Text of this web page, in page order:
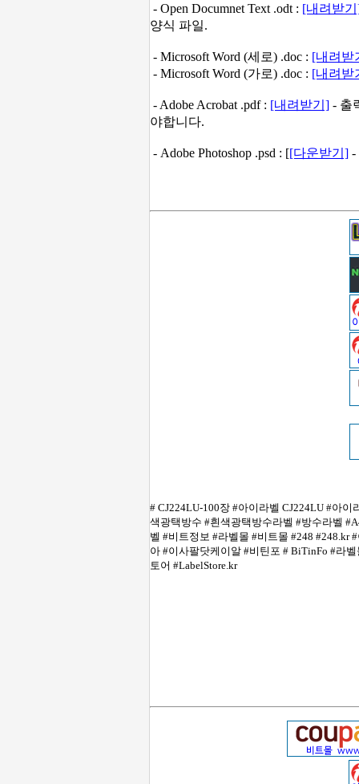
- Open Documnet Text .odt : [내려받
양식 파일.
- Microsoft Word (세로) .doc : [내려받
- Microsoft Word (가로) .doc : [내려받
- Adobe Acrobat .pdf : [내려받기] - 출
야합니다.
- Adobe Photoshop .psd : [[다운받기] -
# CJ224LU-100장 #아이라벨 CJ224LU #아
색광택방수 #흰색광택방수라벨 #방수라벨
벨 #비트정보 #라벨몰 #비트몰 #248 #248.kr
아 #이사팔닷케이알 #비틴포 # BiTinFo #라
토어 #LabelStore.kr